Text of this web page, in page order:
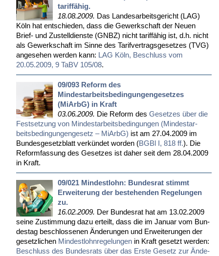
tariffähig.
18.08.2009. Das Lan­des­ar­beits­ge­richt (LAG)
Köln hat ent­schie­den, dass die Ge­werk­schaft der Neu­en
Brief- und Zu­stell­diens­te (GN­BZ) nicht ta­rif­fä­hig ist, d.h. nicht
als Ge­werk­schaft im Sin­ne des Ta­rif­ver­trags­ge­set­zes (TVG)
an­ge­se­hen wer­den kann: LAG Köln, Be­schluss vom
20.05.2009, 9 TaBV 105/08.
09/093 Reform des
Mindestarbeitsbedingungengesetzes
(MiArbG) in Kraft
03.06.2009. Die Re­form des Ge­set­zes über die
Fest­set­zung von Min­dest­ar­beits­be­din­gun­gen (Min­dest­ar­
beits­be­din­gun­gen­ge­setz – Mi­ArbG) ist am 27.04.2009 im
Bun­des­ge­setz­blatt ver­kün­det wor­den (BGBl I, 818 ff.). Die
Re­form­fas­sung des Ge­set­zes ist da­her seit dem 28.04.2009
in Kraft.
09/021 Mindestlohn: Bundesrat stimmt
Erweiterung der bestehenden Regelungen
zu.
16.02.2009. Der Bun­des­rat hat am 13.02.2009
sei­ne Zu­stim­mung da­zu er­teilt, dass die im Ja­nu­ar vom Bun­
des­tag be­schlos­se­nen Än­de­run­gen und Er­wei­te­run­gen der
ge­setz­li­chen Min­dest­lohn­re­ge­lun­gen in Kraft ge­setzt wer­den:
Be­schluss des Bun­des­rats über das Ers­te Ge­setz zur Än­de­